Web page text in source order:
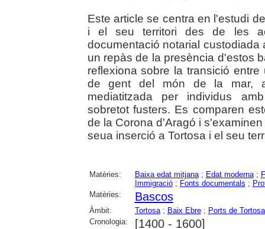
Este article se centra en l'estudi
i el seu territori des de les
documentació notarial
un repàs de la presència d'estos
reflexiona sobre la transició
de gent del món de la mar,
mediatitzada per individus
sobretot fusters. Es comparen
de la Corona d'Aragó i
seua inserció a Tortosa i el seu
Matèries: Baixa edat mitjana; Edat moderna;
Immigració; Fonts documentals ;
Matèries:
Bascos
Àmbit: Tortosa; Baix Ebre; Ports de
Cronologia:
[1400 - 1600]